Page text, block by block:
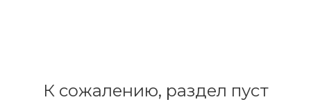
К сожалению, раздел пуст